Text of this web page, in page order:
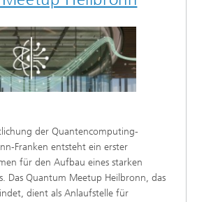
der Quantencomputing-
Franken entsteht ein erster
für den Aufbau eines starken
Das Quantum Meetup Heilbronn, das
dient als Anlaufstelle für